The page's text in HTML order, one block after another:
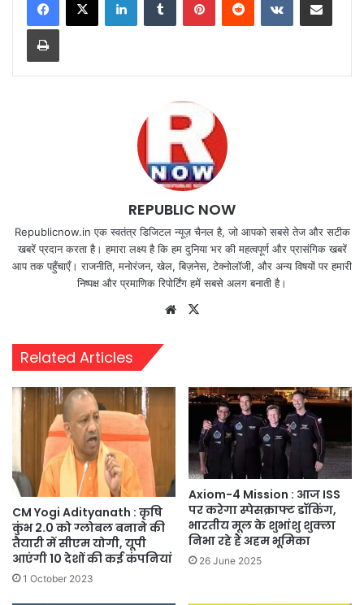
Print
REPUBLIC NOW
Republicnow.in एक स्वतंत्र डिजिटल न्यूज़ चैनल है, जो आपको सबसे तेज और सटीक
खबरें प्रदान करता है। हमारा लक्ष्य है कि हम दुनिया भर की महत्वपूर्ण और प्रासंगिक खबरें
आप तक पहुँचाएँ। राजनीति, मनोरंजन, खेल, बिज़नेस, टेक्नोलॉजी, और अन्य विषयों पर हमारी
निष्पक्ष और प्रमाणिक रिपोर्टिंग हमें सबसे अलग बनाती है।
Website
Related Articles
CM Yogi Adityanath : कृषि
कुंभ 2.0 को ग्लोबल बनाने की
तैयारी में सीएम योगी, यूपी
आएंगी 10 देशों की कई कंपनियां
1 October 2023
Axiom-4 Mission : आज ISS
पर करेगा स्पेसक्राफ्ट डॉकिंग,
भारतीय मूल के शुभांशु शुक्ला
निभा रहे हैं अहम भूमिका
26 June 2025